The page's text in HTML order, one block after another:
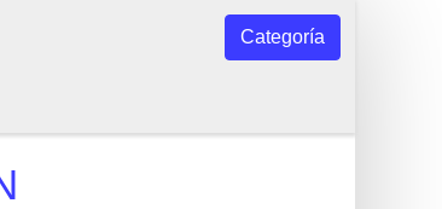
Categoría